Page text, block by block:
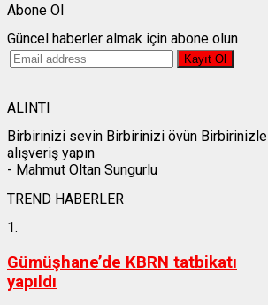
Abone Ol
Güncel haberler almak için abone olun
ALINTI
Birbirinizi sevin Birbirinizi övün Birbirinizle
alışveriş yapın
- Mahmut Oltan Sungurlu
TREND HABERLER
1.
Gümüşhane’de KBRN tatbikatı
yapıldı